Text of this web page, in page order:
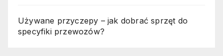
Używane przyczepy – jak dobrać sprzęt do
specyfiki przewozów?